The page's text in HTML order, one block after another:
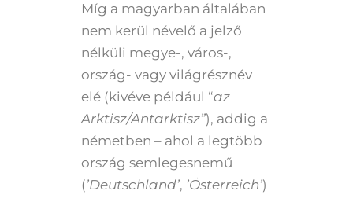
Míg a magyarban általában
nem kerül névelő a jelző
nélküli megye-, város-,
ország- vagy világrésznév
elé (kivéve például “az
Arktisz/Antarktisz”), addig a
németben – ahol a legtöbb
ország semlegesnemű
(’Deutschland’, ’Österreich’)